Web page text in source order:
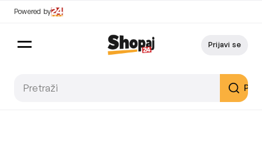
Powered by
Prijavi se